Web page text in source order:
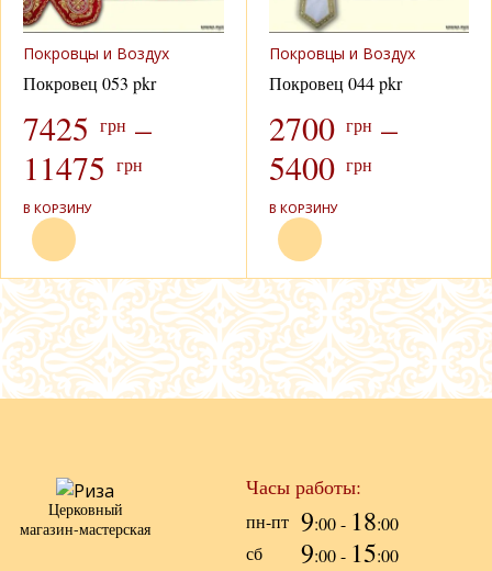
Покровцы и Воздух
Покровец 053 pkr
7425 грн –
11475 грн
В КОРЗИНУ
Покровцы и Воздух
Покровец 044 pkr
2700 грн –
5400 грн
В КОРЗИНУ
Церковный
магазин-мастерская
Часы работы:
пн-пт 9:00 - 18:00
сб
9:00 - 15:00